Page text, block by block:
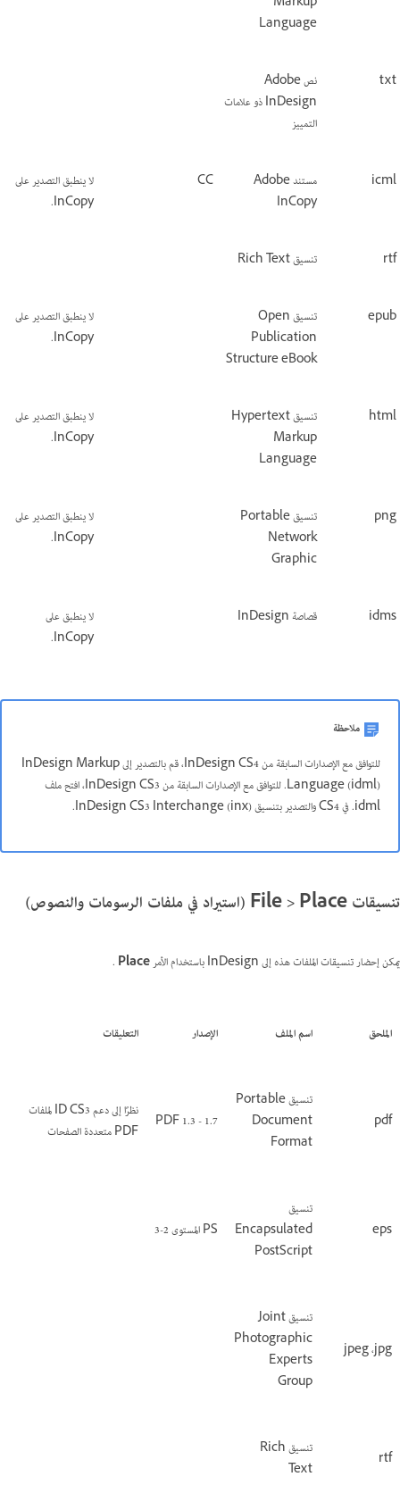
Language
txt
نص Adobe
InDesign ذو علامات
التمييز
icml
مستند Adobe
InCopy
CC
لا ينطبق التصدير على
InCopy.
rtf تنسيق Rich Text
epub
تنسيق Open
Publication
Structure eBook
لا ينطبق التصدير على
InCopy.
html
تنسيق Hypertext
Markup
Language
لا ينطبق التصدير على
InCopy.
png
تنسيق Portable
Network
Graphic
لا ينطبق التصدير على
InCopy.
idms قصاصة InDesign
لا ينطبق على
InCopy.
ملاحظة
للتوافق مع الإصدارات السابقة من InDesign CS4، قم بالتصدير إلى InDesign Markup
Language (idml)‎. للتوافق مع الإصدارات السابقة من InDesign CS3، افتح ملف
‎.idml في CS4 والتصدير بتنسيق InDesign CS3 Interchange (inx)‎.
تنسيقات File > Place (استيراد في ملفات الرسومات والنصوص)
يمكن إحضار تنسيقات الملفات هذه إلى InDesign باستخدام الأمر Place
.
الملحق اسم الملف الإصدار التعليقات
pdf
تنسيق Portable
Document
Format‏
PDF 1.3 - 1.7
نظرًا إلى دعم ID CS3 لملفات
PDF متعددة الصفحات
eps
تنسيق
Encapsulated
PostScript
PS المستوى 2-3
jpg،‏ jpeg
تنسيق Joint
Photographic
Experts
Group
rtf
تنسيق Rich
Text